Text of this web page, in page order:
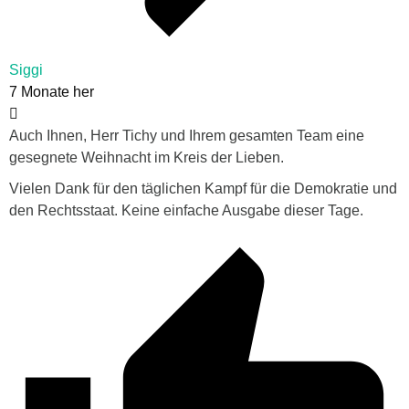
Siggi
7 Monate her
Auch Ihnen, Herr Tichy und Ihrem gesamten Team eine
gesegnete Weihnacht im Kreis der Lieben.
Vielen Dank für den täglichen Kampf für die Demokratie und
den Rechtsstaat. Keine einfache Ausgabe dieser Tage.